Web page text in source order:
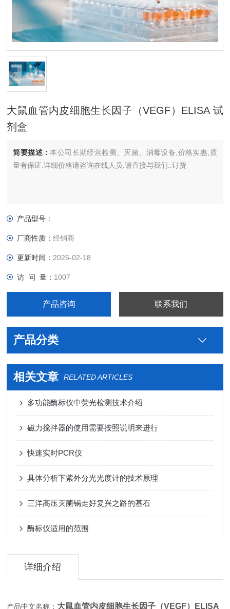
大鼠血管内皮细胞生长因子（VEGF）ELISA 试
剂盒
简要描述：本公司长期经营检测、灭菌、消毒设备,价格实惠,质
量有保证.详细价格请咨询在线人员.请直接与我们..订货
产品型号：
厂商性质：经销商
更新时间： 2025-02-18
访 问 量： 1007
产品咨询 联系我们
产品分类
相关文章 RELATED ARTICLES
多功能酶标仪中荧光检测技术介绍
磁力搅拌器的使用需要按照说明来进行
快速实时PCR仪
具体分析下紫外分光光度计的技术原理
三洋高压灭菌锅走好复兴之路的基石
酶标仪适用的范围
详细介绍
产品中文名称： 大鼠血管内皮细胞生长因子（VEGF）ELISA